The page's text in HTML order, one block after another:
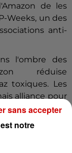
de les
Weeks, un des
anti-
l'ombre des
réduise
toxiques. Les
alliance pour
a-t-il
notre
sans accepter